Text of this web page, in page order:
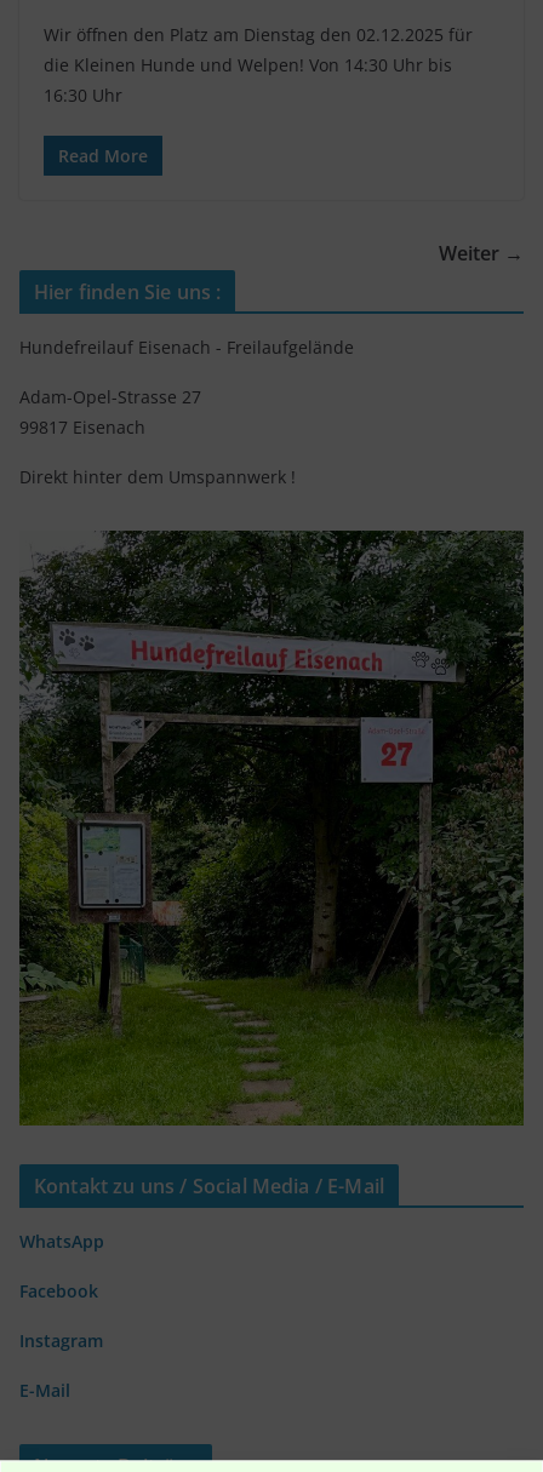
Wir öffnen den Platz am Dienstag den 02.12.2025 für
die Kleinen Hunde und Welpen! Von 14:30 Uhr bis
16:30 Uhr
Read More
Weiter →
Hier finden Sie uns :
Hundefreilauf Eisenach - Freilaufgelände
Adam-Opel-Strasse 27
99817 Eisenach
Direkt hinter dem Umspannwerk !
Kontakt zu uns / Social Media / E-Mail
WhatsApp
Facebook
Instagram
E-Mail
Neueste Beiträge